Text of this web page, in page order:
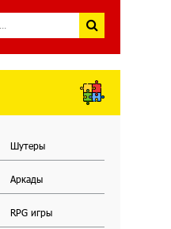
Шутеры
Аркады
RPG игры